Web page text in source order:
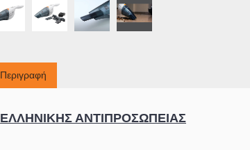
Περιγραφή
ΕΛΛΗΝΙΚΗΣ ΑΝΤΙΠΡΟΣΩΠΕΙΑΣ